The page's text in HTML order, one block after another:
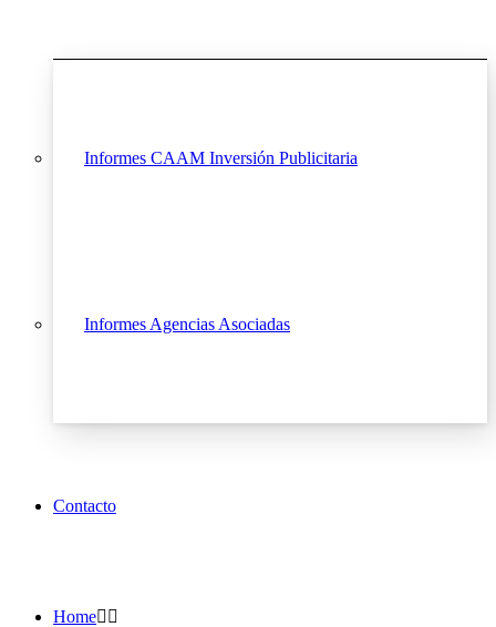
Informes CAAM Inversión Publicitaria
Informes Agencias Asociadas
Contacto
Home